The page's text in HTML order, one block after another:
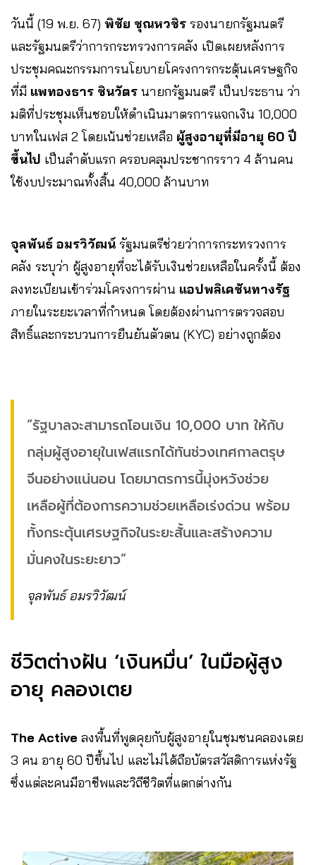
วันนี้ (19 พ.ย. 67) พิชัย ชุณหวชิร รองนายกรัฐมนตรี
และรัฐมนตรีว่าการกระทรวงการคลัง เปิดเผยหลังการ
ประชุมคณะกรรมการนโยบายโครงการกระตุ้นเศรษฐกิจ
ที่มี แพทองธาร ชินวัตร นายกรัฐมนตรี เป็นประธาน ว่า
มติที่ประชุมเห็นชอบให้ดำเนินมาตรการแจกเงิน 10,000
บาทในเฟส 2 โดยเน้นช่วยเหลือ ผู้สูงอายุที่มีอายุ 60 ปี
ขึ้นไป เป็นลำดับแรก ครอบคลุมประชากรราว 4 ล้านคน
ใช้งบประมาณทั้งสิ้น 40,000 ล้านบาท
จุลพันธ์ อมรวิวัฒน์ รัฐมนตรีช่วยว่าการกระทรวงการ
คลัง ระบุว่า ผู้สูงอายุที่จะได้รับเงินช่วยเหลือในครั้งนี้ ต้อง
ลงทะเบียนเข้าร่วมโครงการผ่าน แอปพลิเคชันทางรัฐ
ภายในระยะเวลาที่กำหนด โดยต้องผ่านการตรวจสอบ
สิทธิ์และกระบวนการยืนยันตัวตน (KYC) อย่างถูกต้อง
“รัฐบาลจะสามารถโอนเงิน 10,000 บาท ให้กับ
กลุ่มผู้สูงอายุในเฟสแรกได้ทันช่วงเทศกาลตรุษ
จีนอย่างแน่นอน โดยมาตรการนี้มุ่งหวังช่วย
เหลือผู้ที่ต้องการความช่วยเหลือเร่งด่วน พร้อม
ทั้งกระตุ้นเศรษฐกิจในระยะสั้นและสร้างความ
มั่นคงในระยะยาว”
จุลพันธ์ อมรวิวัฒน์
ชีวิตต่างฝัน ‘เงินหมื่น’ ในมือผู้สูง
อายุ คลองเตย
The Active ลงพื้นที่พูดคุยกับผู้สูงอายุในชุมชนคลองเตย
3 คน อายุ 60 ปีขึ้นไป และไม่ได้ถือบัตรสวัสดิการแห่งรัฐ
ซึ่งแต่ละคนมีอาชีพและวิถีชีวิตที่แตกต่างกัน